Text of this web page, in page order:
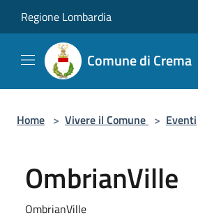
Regione Lombardia
Comune di Crema
Home > Vivere il Comune > Eventi
OmbrianVille
OmbrianVille